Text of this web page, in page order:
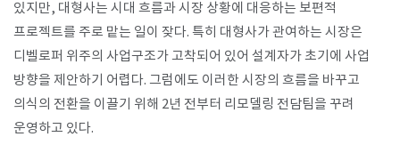
있지만, 대형사는 시대 흐름과 시장 상황에 대응하는 보편적
프로젝트를 주로 맡는 일이 잦다. 특히 대형사가 관여하는 시장은
디벨로퍼 위주의 사업구조가 고착되어 있어 설계자가 초기에 사업
방향을 제안하기 어렵다. 그럼에도 이러한 시장의 흐름을 바꾸고
의식의 전환을 이끌기 위해 2년 전부터 리모델링 전담팀을 꾸려
운영하고 있다.